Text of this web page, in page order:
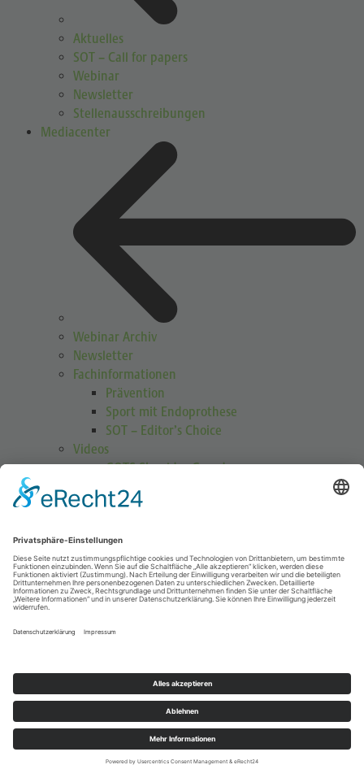
Aktuelles
SOT – Call for papers
Webinar
Newsletter
Stellenausschreibungen
Mediacenter
Webinar Archiv
Newsletter
Fachinformationen
Prävention
Sport mit Endoprothese
SOT – Editor’s Choice
Videos
GOTS Shoulder Guard
Schulterübungen
Höhenmedizin
Publikationen
Publikationen
Journal Sports Orthopaedics and Traumatology